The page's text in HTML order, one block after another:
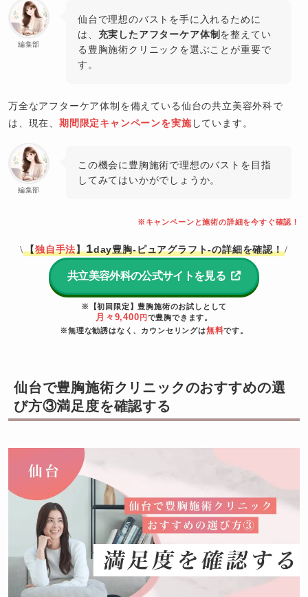
編集部
仙台で理想のバストを手に入れるために
は、 充実したアフターケア体制を整えてい
る豊胸施術クリニックを選ぶことが重要で
す。
万全なアフターケア体制を備えている仙台の共立美容外科で
は、現在、期間限定キャンペーンを実施しています。
編集部
この機会に豊胸施術で理想のバストを目指
してみてはいかがでしょうか。
※キャンペーンと施術の詳細を今すぐ確認！
\【独自手法】1day豊胸-ピュアグラフト-の詳細を確認！/
共立美容外科の公式サイトを見る
※【初回限定】豊胸施術のお試しとして
月々9,400 円 で豊胸できます。
※無理な勧誘はなく、カウンセリングは無料です。
仙台で豊胸施術クリニックのおすすめの選
び方③満足度を確認する